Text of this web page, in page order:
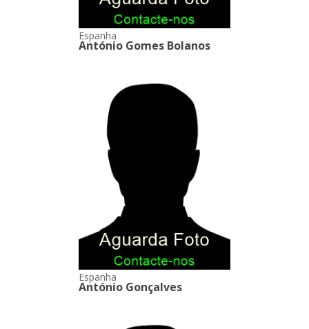
Espanha
António Gomes Bolanos
Espanha
António Gonçalves